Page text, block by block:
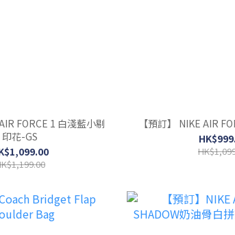
FORCE 1 白淺藍小剔
印花-GS
【預訂】 NIKE AIR